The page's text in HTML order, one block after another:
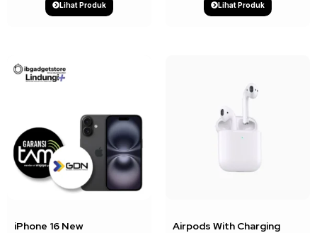
Lihat Produk Lihat Produk
iPhone 16 New
Airpods With Charging